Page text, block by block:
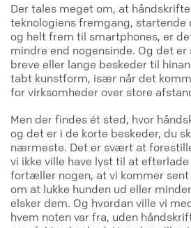
Der tales meget om, at
teknologiens fremgang, startende
og helt frem til smartphones, er
mindre end nogensinde. Og det
breve eller lange beskeder til
tabt kunstform, især når det
for virksomheder over store
Men der findes ét sted, hvor
og det er i de korte beskeder, du
nærmeste. Det er svært at
vi ikke ville have lyst til at efterlade
fortæller nogen, at vi kommer
om at lukke hunden ud eller
elsker dem. Og hvordan ville vi
hvem noten var fra, uden